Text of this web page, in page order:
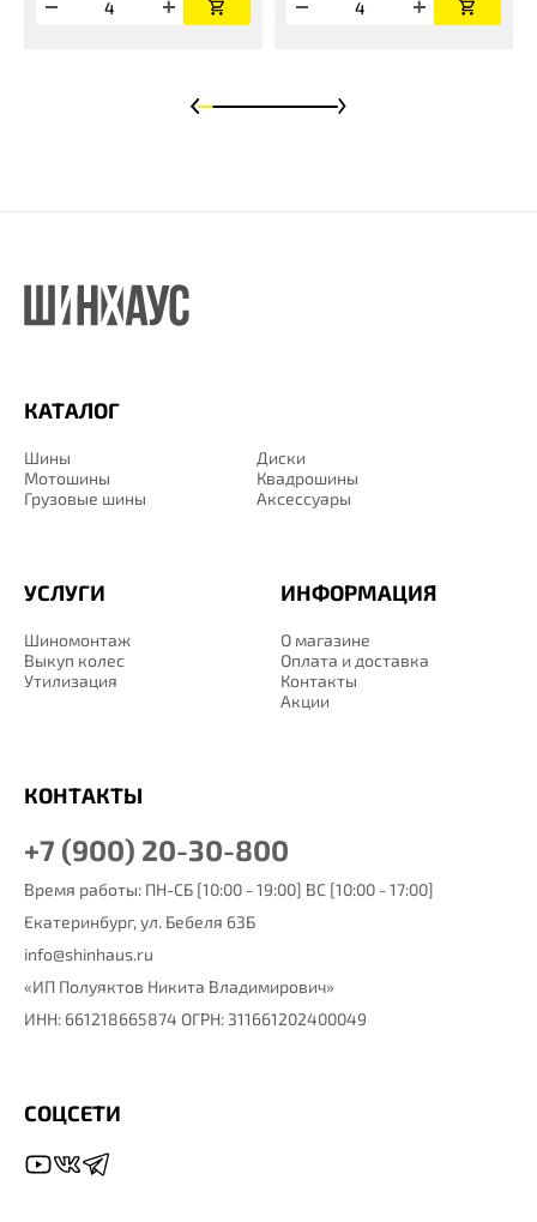
КАТАЛОГ
Шины
Диски
Мотошины
Квадрошины
Грузовые шины
Аксессуары
ИНФОРМАЦИЯ
О магазине
Оплата и доставка
Контакты
Акции
УСЛУГИ
Шиномонтаж
Выкуп колес
Утилизация
КОНТАКТЫ
+7 (900) 20-30-800
Время работы: ПН-СБ [10:00 - 19:00] ВС [10:00 - 17:00]
Екатеринбург, ул. Бебеля 63Б
info@shinhaus.ru
«ИП Полуяктов Никита Владимирович»
ИНН: 661218665874 ОГРН: 311661202400049
СОЦСЕТИ